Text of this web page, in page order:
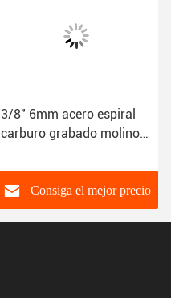
3/8" 6mm acero espiral
carburo grabado molino
recubrimiento de TiN para
el metal HRC45
Consiga el mejor precio